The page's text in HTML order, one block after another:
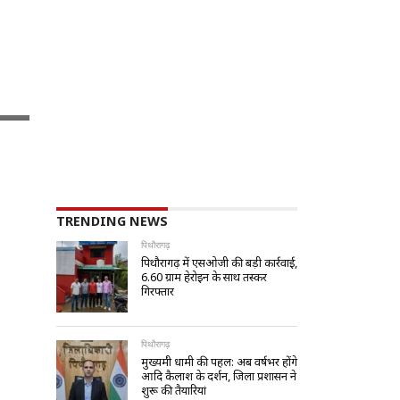
TRENDING NEWS
पिथौरागढ़
पिथौरागढ़ में एसओजी की बड़ी कार्रवाई,
6.60 ग्राम हेरोइन के साथ तस्कर
गिरफ्तार
पिथौरागढ़
मुख्यमंत्री धामी की पहल: अब वर्षभर होंगे
आदि कैलाश के दर्शन, जिला प्रशासन ने
शुरू की तैयारियां